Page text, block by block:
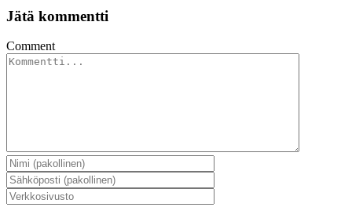
Jätä kommentti
Comment